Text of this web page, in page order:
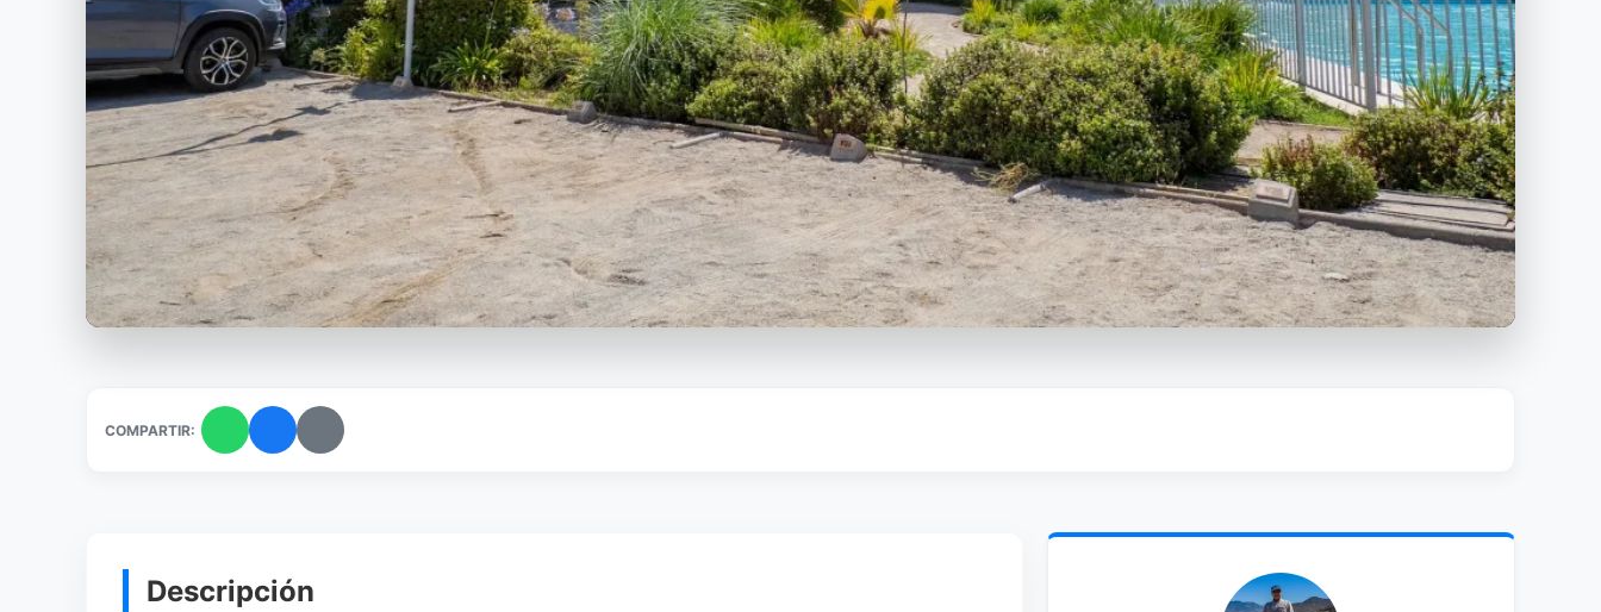
COMPARTIR:
Descripción